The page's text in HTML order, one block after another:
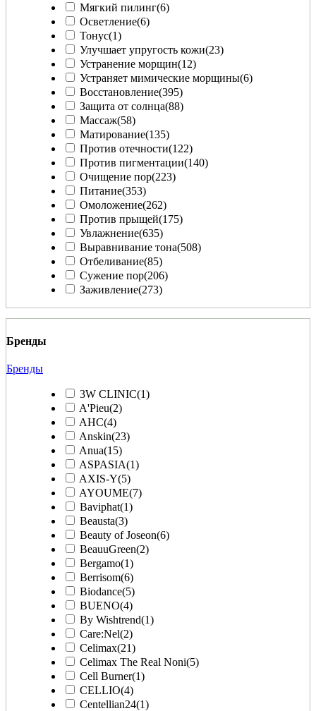
Мягкий пилинг(6)
Осветление(6)
Тонус(1)
Улучшает упругость кожи(23)
Устранение морщин(12)
Устраняет мимические морщины(6)
Восстановление(395)
Защита от солнца(88)
Массаж(58)
Матирование(135)
Против отечности(122)
Против пигментации(140)
Очищение пор(223)
Питание(353)
Омоложение(262)
Против прыщей(175)
Увлажнение(635)
Выравнивание тона(508)
Отбеливание(85)
Сужение пор(206)
Заживление(273)
Бренды
Бренды
3W CLINIC(1)
A'Pieu(2)
AHC(4)
Anskin(23)
Anua(15)
ASPASIA(1)
AXIS-Y(5)
AYOUME(7)
Baviphat(1)
Beausta(3)
Beauty of Joseon(6)
BeauuGreen(2)
Bergamo(1)
Berrisom(6)
Biodance(5)
BUENO(4)
By Wishtrend(1)
Care:Nel(2)
Celimax(21)
Celimax The Real Noni(5)
Cell Burner(1)
CELLIO(4)
Centellian24(1)